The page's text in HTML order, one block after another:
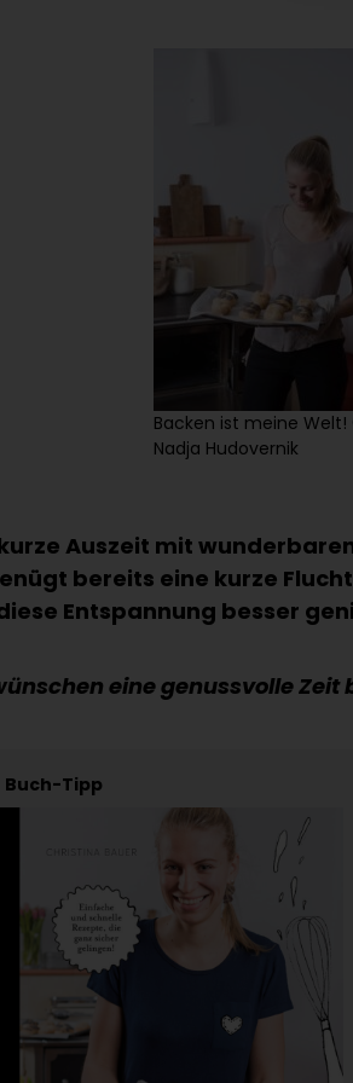
Backen ist meine
Nadja Hudovernik
Auszeit mit
bereits eine kurze
Entspannung besser
eine genussvolle Zeit
Buch-Tipp